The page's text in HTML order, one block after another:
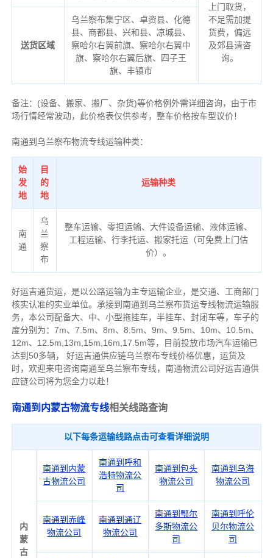
上门取货，
不足需加提
货费，偏远
及郊县请咨
询。
送货区域
乌兰察布集宁区、卓资县、化德
县、商都县、兴和县、凉城县、
察哈尔右翼前旗、察哈尔右翼中
旗、察哈尔右翼后旗、四子王
旗、丰镇市
备注： (设备、搬家、搬厂、杂货)等价格例外需详细咨询，由于市
场行情经常波动，此价格表仅供参考，整车价格按车型议价！
南通到乌兰察布物流专线运输种类：
始
发
地
目
的
地
运输种类
南
通
乌
兰
察
布
整车运输、零担运输、大件设备运输、液体运输、
工程运输、行李托运、搬家托运（可免费上门估
价）。
好运吉通货运，是以公路运输为主专运输企业，是交通、工商部门
核实认准的实业单位。承接到南通到乌兰察布货运专线物流运输服
务，本公司配备大、中、小型拖挂车，半挂车、封闭车等，车子的
度分别为：7m、7.5m、8m、8.5m、9m、9.5m、10m、10.5m、
12m、12.5m,13m,15m,16m,17.5m等，目前投放市场汽车运输已
达到50多辆， 好运吉通供应链乌兰察布专线价格优惠，运货及
时，欢迎来电咨询南通至乌兰察布专线，南通物流公司好运吉通供
应链公司将为您全力以赴！
南通到内蒙古物流专线相关线路查询
以下每条运输线路点击可查看详细说明
内
蒙
古
南通到内蒙
古物流公司
南通到呼和
浩特物流公
司
南通到包头
物流公司
南通到乌海
物流公司
南通到赤峰
物流公司
南通到通辽
物流公司
南通到鄂尔
多斯物流公
司
南通到呼伦
贝尔物流公
司